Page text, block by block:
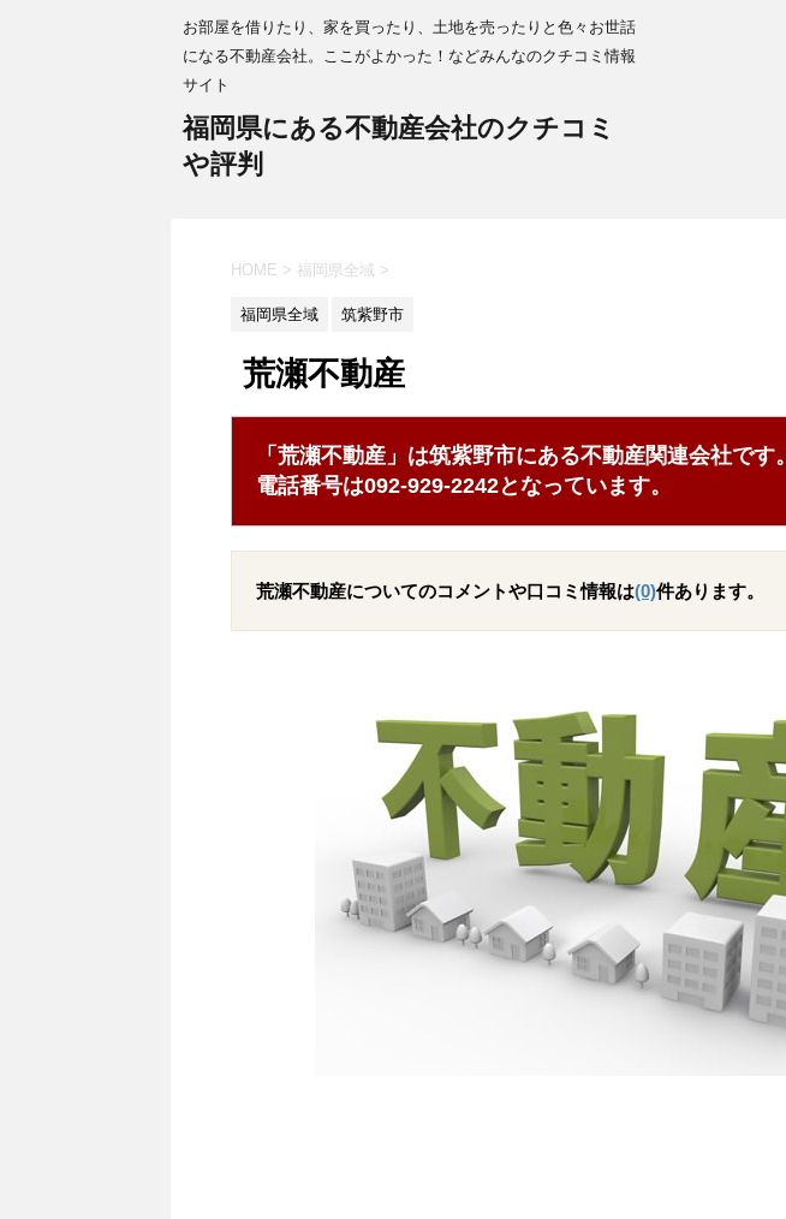
お部屋を借りたり、家を買ったり、土地を売ったりと色々お世話
になる不動産会社。ここがよかった！などみんなのクチコミ情報
サイト
福岡県にある不動産会社のクチコミ
や評判
HOME > 福岡県全域 >
福岡県全域 筑紫野市
荒瀬不動産
「荒瀬不動産」は筑紫野市にある不動産関連会社です。
電話番号は092-929-2242となっています。
荒瀬不動産についてのコメントや口コミ情報は(0)件あります。